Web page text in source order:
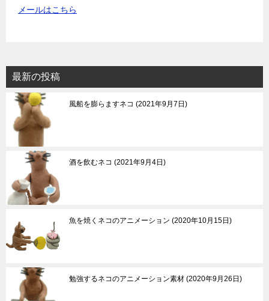
メールはこちら
最新の投稿
風船を膨らますネコ 2021年9月7日
酒を飲むネコ 2021年9月4日
魚を焼くネコのアニメーション 2020年10月15日
勉強するネコのアニメーション素材 2020年9月26日